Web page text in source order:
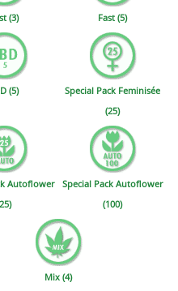
(3) Fast (5)
(5)
Special Pack Feminisée
(25)
Autoflower
Special Pack Autoflower
(100)
Mix (4)